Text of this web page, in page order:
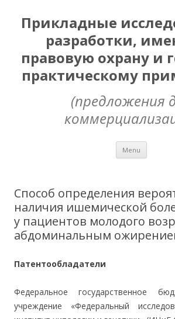
Прикладные
разработки,
правовую охрану и
практическому
(предложения
Menu Skip
content
Способ определения
наличия ишемической
у пациентов молодого
абдоминальным
Патентообладатели
Федеральное государственное
учреждение «Федеральный